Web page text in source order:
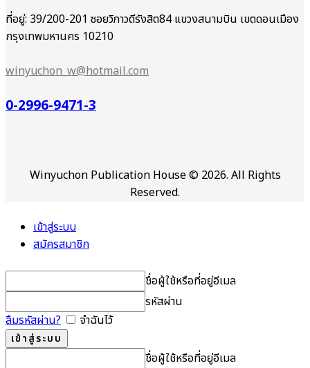
ที่อยู่: 39/200-201 ซอยวิภาวดีรังสิต84 แขวงสนามบิน เขตดอนเมือง
กรุงเทพมหานคร 10210
winyuchon_w@hotmail.com
0-2996-9471-3
Winyuchon Publication House © 2026. All Rights
Reserved.
เข้าสู่ระบบ
สมัครสมาชิก
ชื่อผู้ใช้หรือที่อยู่อีเมล
รหัสผ่าน
ลืมรหัสผ่าน?
จำฉันไว้
ชื่อผู้ใช้หรือที่อยู่อีเมล